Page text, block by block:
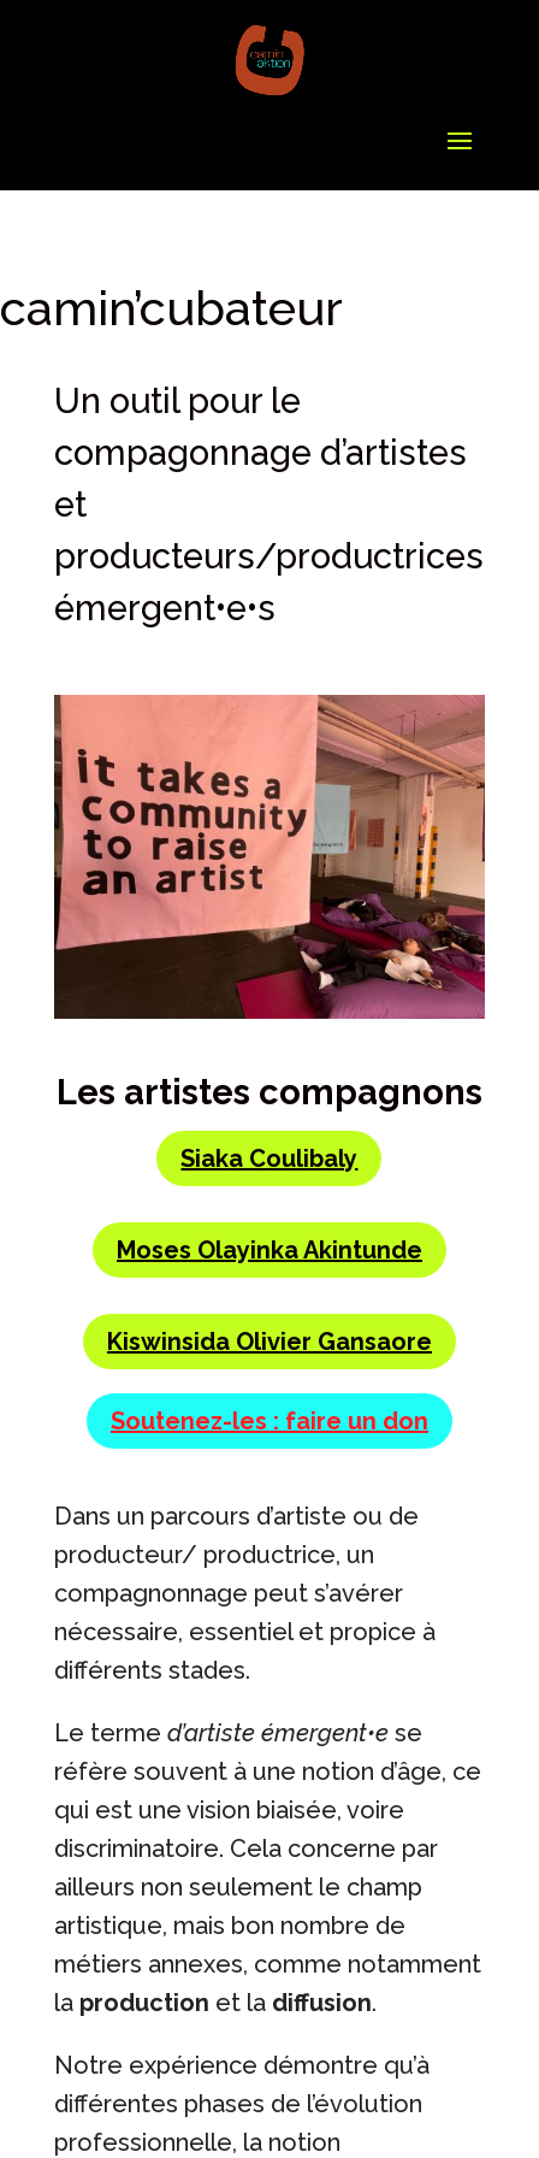
camin’cubateur
Un outil pour le
compagonnage d’artistes
et
producteurs/productrices
émergent•e•s
Les artistes compagnons
Siaka Coulibaly
Moses Olayinka Akintunde
Kiswinsida Olivier Gansaore
Soutenez-les : faire un don
Dans un parcours d’artiste ou de
producteur/ productrice, un
compagnonnage peut s’avérer
nécessaire, essentiel et propice à
différents stades.
Le terme d’artiste émergent•ese
réfère souvent à une notion d’âge, ce
qui est une vision biaisée, voire
discriminatoire. Cela concerne par
ailleurs non seulement le champ
artistique, mais bon nombre de
métiers annexes, comme notamment
la production et la diffusion.
Notre expérience démontre qu’à
différentes phases de l’évolution
professionnelle, la notion